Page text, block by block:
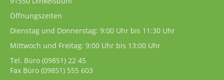
Öffnungszeiten
Dienstag und Donnerstag: 9:00 Uhr bis 11:30 Uhr
Mittwoch und Freitag: 9:00 Uhr bis 13:00 Uhr
Tel. Büro (09851) 22 45
Fax Büro (09851) 555 603